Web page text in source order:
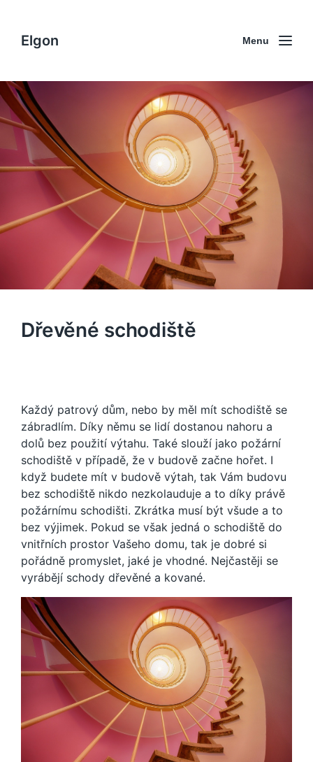
Elgon Menu
Dřevěné schodiště
Každý patrový dům, nebo by měl mít schodiště se
zábradlím. Díky němu se lidí dostanou nahoru a
dolů bez použití výtahu. Také slouží jako požární
schodiště v případě, že v budově začne hořet. I
když budete mít v budově výtah, tak Vám budovu
bez schodiště nikdo nezkolauduje a to díky právě
požárnímu schodišti. Zkrátka musí být všude a to
bez výjimek. Pokud se však jedná o schodiště do
vnitřních prostor Vašeho domu, tak je dobré si
pořádně promyslet, jaké je vhodné. Nejčastěji se
vyrábějí schody dřevěné a kované.